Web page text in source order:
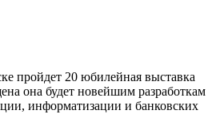
пройдет 20 юбилейная выставка
она будет новейшим разработкам
информатизации и банковских